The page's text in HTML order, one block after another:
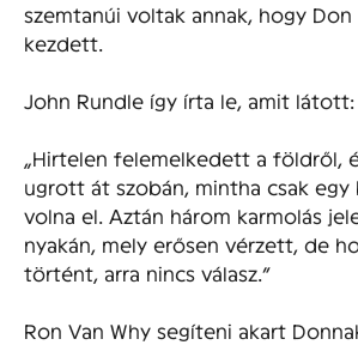
szemtanúi voltak annak, hogy Don
kezdett.
John Rundle így írta le, amit látott:
„Hirtelen felemelkedett a földről,
ugrott át szobán, mintha csak
volna el. Aztán három karmolás
nyakán, mely erősen vérzett, de
történt, arra nincs válasz.”
Ron Van Why segíteni akart